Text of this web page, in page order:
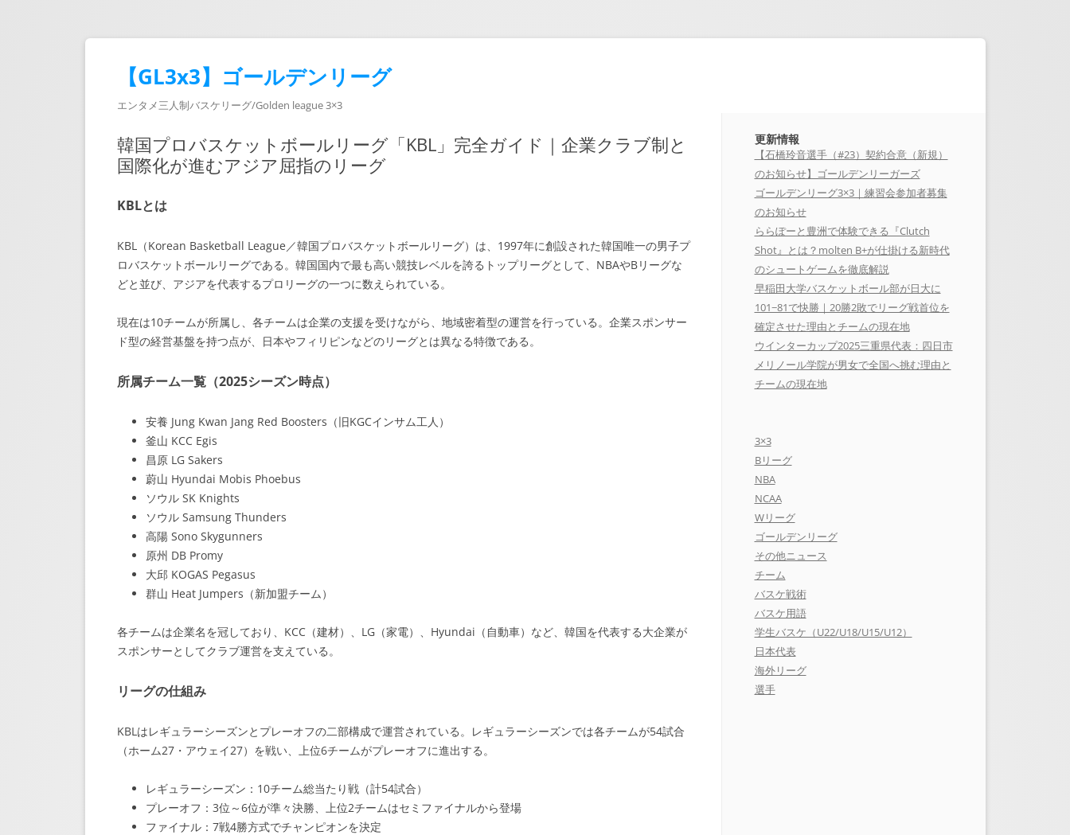
【GL3x3】ゴールデンリーグ
エンタメ三人制バスケリーグ/Golden league 3×3
韓国プロバスケットボールリーグ「KBL」完全ガイド｜企業クラブ制と
国際化が進むアジア屈指のリーグ
KBLとは
KBL（Korean Basketball League／韓国プロバスケットボールリーグ）は、1997年に創設された韓国唯一の男子プ
ロバスケットボールリーグである。韓国国内で最も高い競技レベルを誇るトップリーグとして、NBAやBリーグな
どと並び、アジアを代表するプロリーグの一つに数えられている。
現在は10チームが所属し、各チームは企業の支援を受けながら、地域密着型の運営を行っている。企業スポンサー
ド型の経営基盤を持つ点が、日本やフィリピンなどのリーグとは異なる特徴である。
所属チーム一覧（2025シーズン時点）
安養 Jung Kwan Jang Red Boosters（旧KGCインサム工人）
釜山 KCC Egis
昌原 LG Sakers
蔚山 Hyundai Mobis Phoebus
ソウル SK Knights
ソウル Samsung Thunders
高陽 Sono Skygunners
原州 DB Promy
大邱 KOGAS Pegasus
群山 Heat Jumpers（新加盟チーム）
各チームは企業名を冠しており、KCC（建材）、LG（家電）、Hyundai（自動車）など、韓国を代表する大企業が
スポンサーとしてクラブ運営を支えている。
リーグの仕組み
KBLはレギュラーシーズンとプレーオフの二部構成で運営されている。レギュラーシーズンでは各チームが54試合
（ホーム27・アウェイ27）を戦い、上位6チームがプレーオフに進出する。
レギュラーシーズン：10チーム総当たり戦（計54試合）
プレーオフ：3位～6位が準々決勝、上位2チームはセミファイナルから登場
ファイナル：7戦4勝方式でチャンピオンを決定
更新情報
【石橋玲音選手（#23）契約合意（新規）
のお知らせ】ゴールデンリーガーズ
ゴールデンリーグ3×3｜練習会参加者募集
のお知らせ
ららぽーと豊洲で体験できる『Clutch
Shot』とは？molten B+が仕掛ける新時代
のシュートゲームを徹底解説
早稲田大学バスケットボール部が日大に
101−81で快勝｜20勝2敗でリーグ戦首位を
確定させた理由とチームの現在地
ウインターカップ2025三重県代表：四日市
メリノール学院が男女で全国へ挑む理由と
チームの現在地
3×3
Bリーグ
NBA
NCAA
Wリーグ
ゴールデンリーグ
その他ニュース
チーム
バスケ戦術
バスケ用語
学生バスケ（U22/U18/U15/U12）
日本代表
海外リーグ
選手